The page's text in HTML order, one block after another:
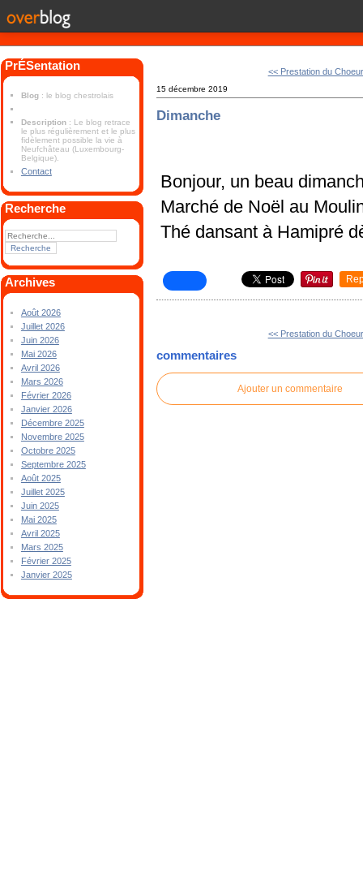
PrÉSentation
Blog : le blog chestrolais
Description : Le blog retrace
le plus régulièrement et le plus
fidèlement possible la vie à
Neufchâteau (Luxembourg-
Belgique).
Contact
Recherche
Archives
Août 2026
Juillet 2026
Juin 2026
Mai 2026
Avril 2026
Mars 2026
Février 2026
Janvier 2026
Décembre 2025
Novembre 2025
Octobre 2025
Septembre 2025
Août 2025
Juillet 2025
Juin 2025
Mai 2025
Avril 2025
Mars 2025
Février 2025
Janvier 2025
<< Prestation du
15 décembre 2019
Dimanche
Bonjour, un beau
Marché de Noël au
Thé dansant à Hamipré
<< Prestation du
commentaires
Ajouter un commentaire